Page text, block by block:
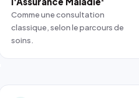
Comme une consultation
classique, selon le parcours de
soins.